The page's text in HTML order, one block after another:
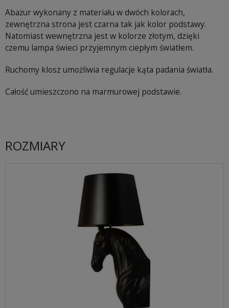
Abażur wykonany z materiału w dwóch kolorach,
zewnętrzna strona jest czarna tak jak kolor podstawy.
Natomiast wewnętrzna jest w kolorze złotym, dzięki
czemu lampa świeci przyjemnym ciepłym światłem.
Ruchomy klosz umożliwia regulacje kąta padania światła.
Całość umieszczono na marmurowej podstawie.
ROZMIARY